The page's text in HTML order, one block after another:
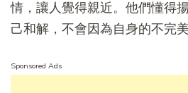
情，讓人覺得親近。他們懂得
己和解，不會因為自身的不完
Sponsored Ads